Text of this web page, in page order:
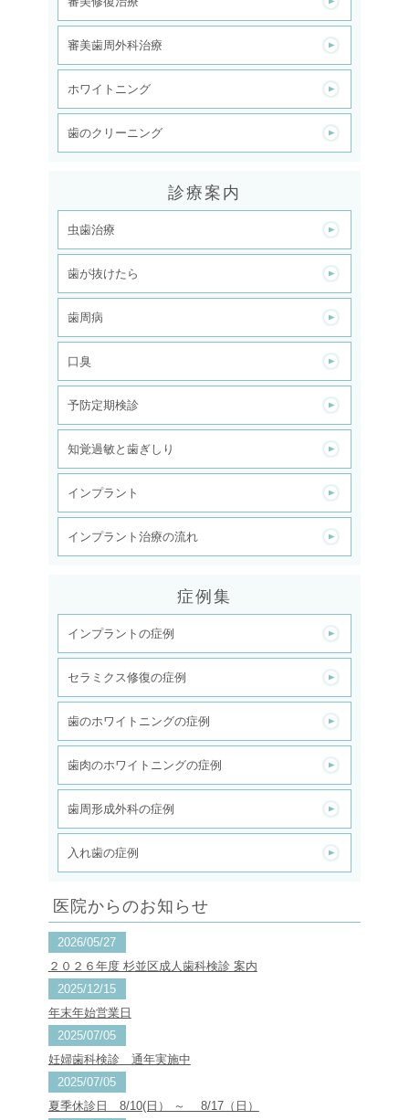
審美歯周外科治療
ホワイトニング
歯のクリーニング
診療案内
虫歯治療
歯が抜けたら
歯周病
口臭
予防定期検診
知覚過敏と歯ぎしり
インプラント
インプラント治療の流れ
症例集
インプラントの症例
セラミクス修復の症例
歯のホワイトニングの症例
歯肉のホワイトニングの症例
歯周形成外科の症例
入れ歯の症例
医院からのお知らせ
2026/05/27
２０２６年度 杉並区成人歯科検診 案内
2025/12/15
年末年始営業日
2025/07/05
妊婦歯科検診 通年実施中
2025/07/05
夏季休診日 8/10(日） ～ 8/17（日）